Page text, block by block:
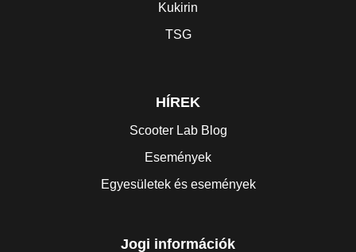
Kukirin
TSG
HÍREK
Scooter Lab Blog
Események
Egyesületek és események
Jogi információk